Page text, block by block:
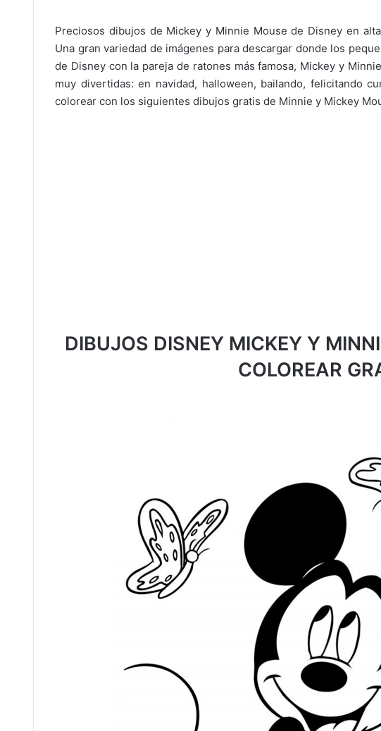
Preciosos dibujos de Mickey y Minnie Mouse de Disney en
Una gran variedad de imágenes para descargar donde los
de Disney con la pareja de ratones más famosa, Mickey y
muy divertidas: en navidad, halloween, bailando, felicitando
colorear con los siguientes dibujos gratis de Minnie y Mickey
DIBUJOS DISNEY MICKEY Y
COLOREAR